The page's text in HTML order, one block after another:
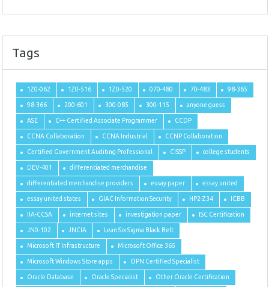
Tags
1Z0-062 1Z0-516 1Z0-520 070-480 70-483 98-365
98-366 200-601 300-085 300-115 anyone guess
ASE C++ Certified Associate Programmer CCDP
CCNA Collaboration CCNA Industrial CCNP Collaboration
Certified Government Auditing Professional CISSP college students
DEV-401 differentiated merchandise
differentiated merchandise providers essay paper essay united
essay united states GIAC Information Security HP2-Z34 ICBB
IIA-CCSA internet sites investigation paper ISC Certification
JN0-102 JNCIA Lean Six Sigma Black Belt
Microsoft IT Infrastructure Microsoft Office 365
Microsoft Windows Store apps OPN Certified Specialist
Oracle Database Oracle Specialist Other Oracle Certification